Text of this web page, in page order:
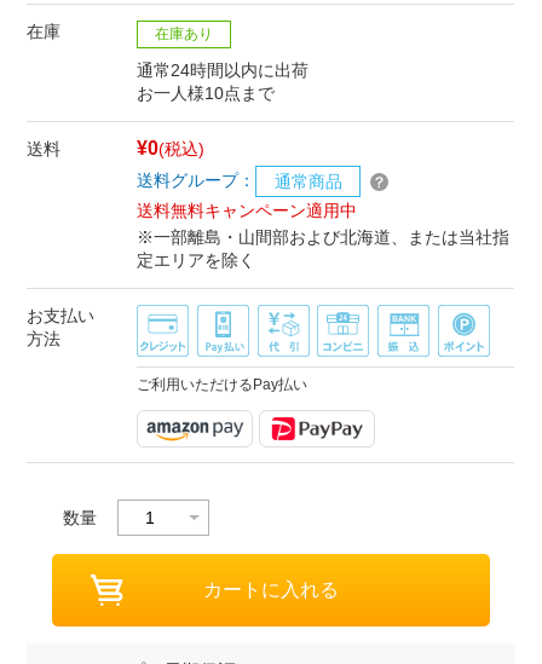
在庫 在庫あり
通常24時間以内に出荷
お一人様10点まで
送料 ¥0(税込)
送料グループ：
通常商品
送料無料キャンペーン適用中
※一部離島・山間部および北海道、または当社指
定エリアを除く
お支払い
方法
ご利用いただけるPay払い
数量